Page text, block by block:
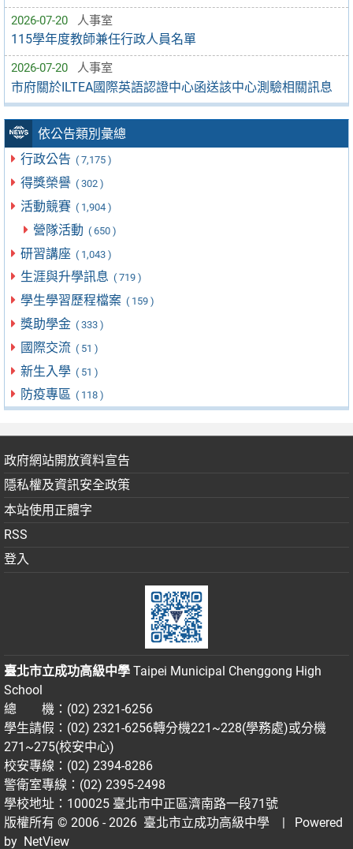
2026-07-20 人事室
115學年度教師兼任行政人員名單
2026-07-20 人事室
市府關於ILTEA國際英語認證中心函送該中心測驗相關訊息
依公告類別彙總
行政公告 ( 7,175 )
得獎榮譽 ( 302 )
活動競賽 ( 1,904 )
營隊活動 ( 650 )
研習講座 ( 1,043 )
生涯與升學訊息 ( 719 )
學生學習歷程檔案 ( 159 )
獎助學金 ( 333 )
國際交流 ( 51 )
新生入學 ( 51 )
防疫專區 ( 118 )
政府網站開放資料宣告
隱私權及資訊安全政策
本站使用正體字
RSS
登入
臺北市立成功高級中學 Taipei Municipal Chenggong High
School
總 機：(02) 2321-6256
學生請假：(02) 2321-6256轉分機221~228(學務處)或分機
271~275(校安中心)
校安專線：(02) 2394-8286
警衛室專線：(02) 2395-2498
學校地址：100025 臺北市中正區濟南路一段71號
版權所有 © 2006 - 2026 臺北市立成功高級中學
| Powered
by NetView